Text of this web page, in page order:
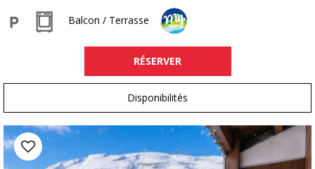
Balcon / Terrasse
RÉSERVER
Disponibilités